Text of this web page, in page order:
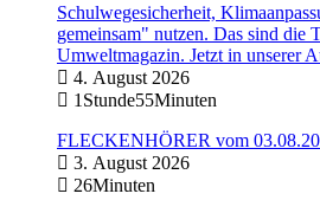
Schulwegesicherheit,
gemeinsam" nutzen. Das sind die
Umweltmagazin. Jetzt in unserer
4. August 2026
1Stunde55Minuten
FLECKENHÖRER vom
3. August 2026
26Minuten